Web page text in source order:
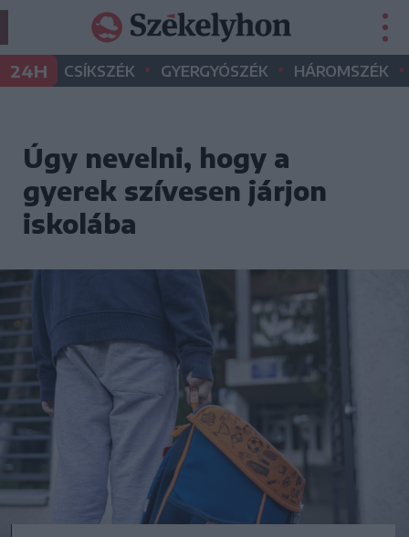
24H CSÍKSZÉK • GYERGYÓSZÉK • HÁROMSZÉK •
Úgy nevelni, hogy a
gyerek szívesen járjon
iskolába